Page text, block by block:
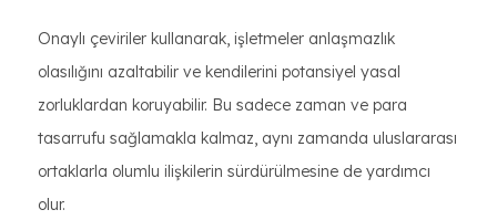
Onaylı çeviriler kullanarak, işletmeler anlaşmazlık
olasılığını azaltabilir ve kendilerini potansiyel yasal
zorluklardan koruyabilir. Bu sadece zaman ve para
tasarrufu sağlamakla kalmaz, aynı zamanda uluslararası
ortaklarla olumlu ilişkilerin sürdürülmesine de yardımcı
olur.